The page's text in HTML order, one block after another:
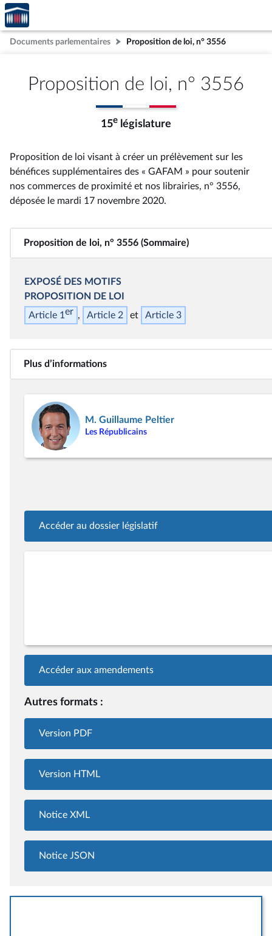
Aller au contenu
Aller en bas de la page
Accèder
à la
page
d'accueil
Documents parlementaires Proposition de loi, n° 3556
Proposition de loi, n° 3556
15e législature
Proposition de loi visant à créer un prélèvement sur les
bénéfices supplémentaires des « GAFAM » pour soutenir
nos commerces de proximité et nos librairies, n° 3556,
déposée le mardi 17 novembre 2020.
Proposition de loi, n° 3556 (Sommaire)
EXPOSÉ DES MOTIFS
PROPOSITION DE LOI
Article 1er Article 2 Article 3
Plus d’informations
M. Guillaume Peltier
Les Républicains
Accéder au dossier législatif
Accéder aux amendements
Autres formats :
Version PDF
Version HTML
Notice XML
Notice JSON